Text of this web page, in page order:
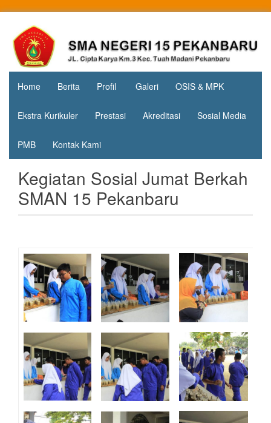
contentSMA
Negeri 15
Pekanbaru
Jl. Cipta
Karya
KM.3, Kec.
Tuah
Madani,
Home Berita Profil Galeri OSIS & MPK
Ekstra Kurikuler Prestasi Akreditasi Sosial Media
PMB Kontak Kami
Kegiatan Sosial Jumat Berkah
SMAN 15 Pekanbaru